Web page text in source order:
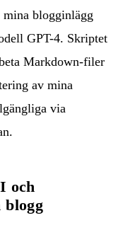
mina blogginlägg
GPT-4. Skriptet
Markdown-filer
av mina
via
och
blogg